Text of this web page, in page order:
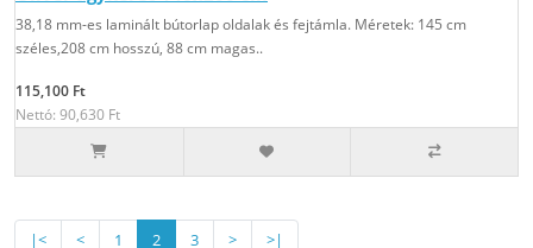
38,18 mm-es laminált bútorlap oldalak és fejtámla. Méretek: 145 cm
széles,208 cm hosszú, 88 cm magas..
115,100 Ft
Nettó: 90,630 Ft
|< < 1 2 3 > >|